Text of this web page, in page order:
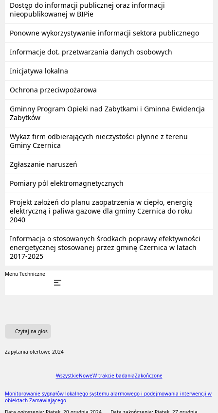
Dostęp do informacji publicznej oraz informacji
nieopublikowanej w BIPie
Ponowne wykorzystywanie informacji sektora publicznego
Informacje dot. przetwarzania danych osobowych
Inicjatywa lokalna
Ochrona przeciwpożarowa
Gminny Program Opieki nad Zabytkami i Gminna Ewidencja
Zabytków
Wykaz firm odbierających nieczystości płynne z terenu
Gminy Czernica
Zgłaszanie naruszeń
Pomiary pól elektromagnetycznych
Projekt założeń do planu zaopatrzenia w ciepło, energię
elektryczną i paliwa gazowe dla gminy Czernica do roku
2040
Informacja o stosowanych środkach poprawy efektywności
energetycznej stosowanej przez gminę Czernica w latach
2017-2025
Menu Techniczne
Czytaj na głos
Zapytania ofertowe 2024
WszystkieNoweW trakcie badaniaZakończone
Monitorowanie sygnałów lokalnego systemu alarmowego i podejmowania interwencji w
obiektach Zamawiającego